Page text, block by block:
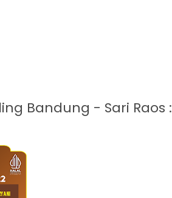
Bandung - Sari Raos :